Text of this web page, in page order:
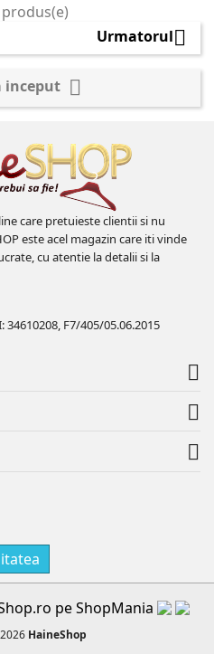
Urmatorul
inceput 
care pretuieste clientii si nu
este acel magazin care iti vinde
cu atentie la detalii si la
F7/405/05.06.2015



HaineShop